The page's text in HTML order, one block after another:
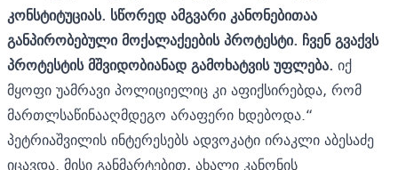
კონსტიტუციას. სწორედ ამგვარი კანონებითაა
განპირობებული მოქალაქეების პროტესტი. ჩვენ გვაქვს
პროტესტის მშვიდობიანად გამოხატვის უფლება. იქ
მყოფი უამრავი პოლიციელიც კი აფიქსირებდა, რომ
მართლსაწინააღმდეგო არაფერი ხდებოდა.“
პეტრიაშვილის ინტერესებს ადვოკატი ირაკლი აბესაძე
იცავდა. მისი განმარტებით, ახალი კანონის